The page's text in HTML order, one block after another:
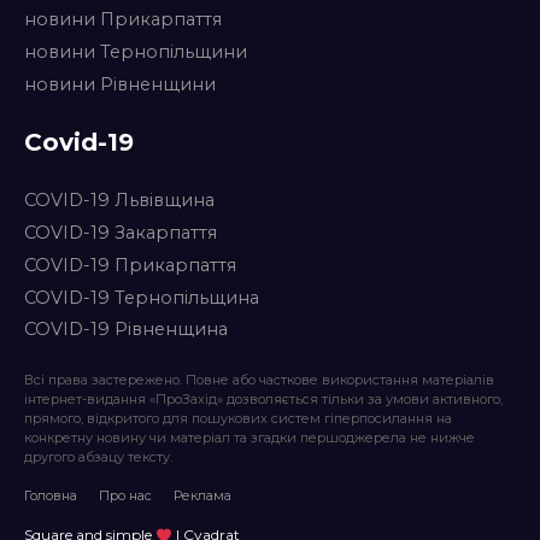
новини Прикарпаття
новини Тернопільщини
новини Рівненщини
Covid-19
COVID-19 Львівщина
COVID-19 Закарпаття
COVID-19 Прикарпаття
COVID-19 Тернопільщина
COVID-19 Рівненщина
Всі права застережено. Повне або часткове використання матеріалів
інтернет-видання «ПроЗахід» дозволяється тільки за умови активного,
прямого, відкритого для пошукових систем гіперпосилання на
конкретну новину чи матеріал та згадки першоджерела не нижче
другого абзацу тексту.
Головна Про нас Реклама
Square and simple | Cvadrat